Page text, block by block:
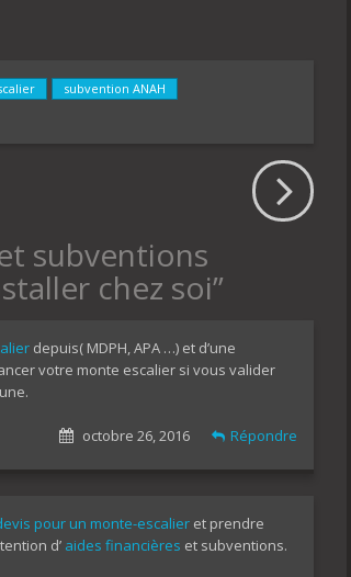
subvention ANAH
subventions
chez soi”
depuis( MDPH, APA …) et d’une
votre monte escalier si vous valider
Répondre
octobre 26, 2016
pour un monte-escalier et prendre
d’ aides financières et subventions.